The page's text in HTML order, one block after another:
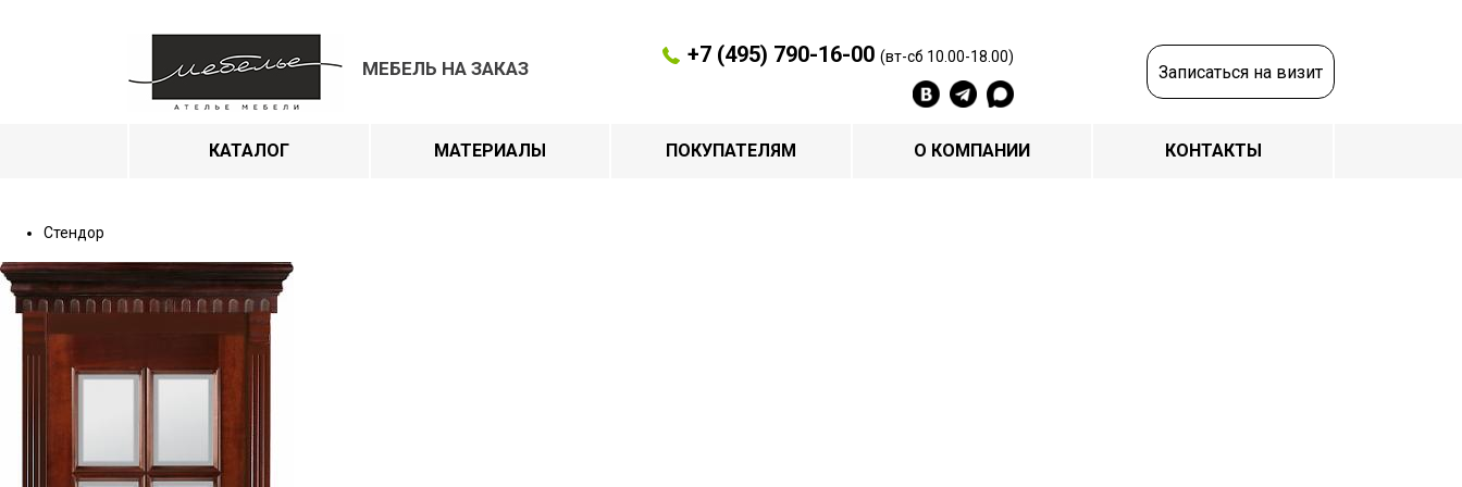
МЕБЕЛЬ НА ЗАКАЗ
+7 (495) 790-16-00 (вт-сб 10.00-18.00)
Записаться на визит
КАТАЛОГ МАТЕРИАЛЫ ПОКУПАТЕЛЯМ О КОМПАНИИ КОНТАКТЫ
Стендор